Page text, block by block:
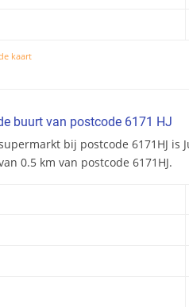
kaart
buurt van postcode 6171 HJ
bij postcode 6171HJ is
0.5 km van postcode 6171HJ.